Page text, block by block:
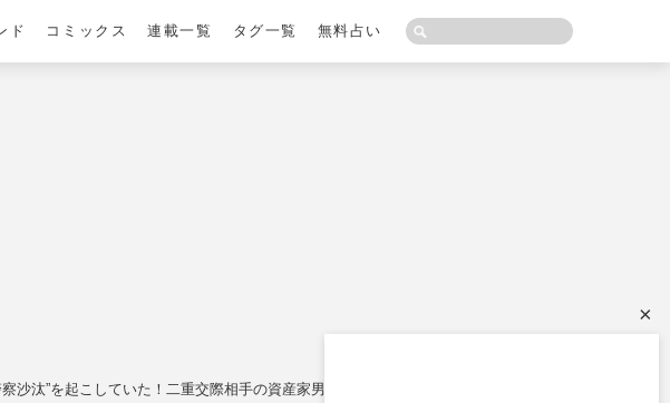
ド コミックス 連載一覧 タグ一覧 無料占い
沙汰”を起こしていた！二重交際相手の資産家男性の自宅を深夜に突撃
×